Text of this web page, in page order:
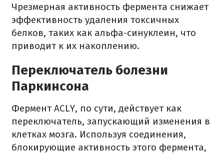
Чрезмерная активность фермента снижает
эффективность удаления токсичных
белков, таких как альфа-синуклеин, что
приводит к их накоплению.
Переключатель болезни
Паркинсона
Фермент ACLY, по сути, действует как
переключатель, запускающий изменения в
клетках мозга. Используя соединения,
блокирующие активность этого фермента,